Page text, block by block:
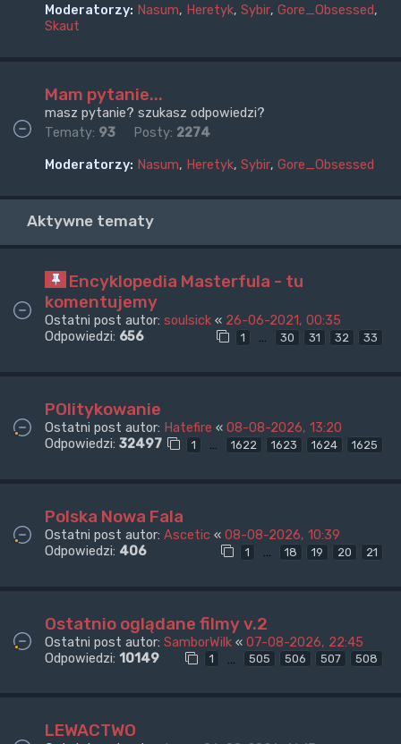
Moderatorzy: Nasum, Heretyk, Sybir, Gore_Obsessed,
Skaut
Mam pytanie...
masz pytanie? szukasz odpowiedzi?
Tematy: 93 Posty: 2274
Moderatorzy: Nasum, Heretyk, Sybir, Gore_Obsessed
Aktywne tematy
Encyklopedia Masterfula - tu
komentujemy
Ostatni post autor: soulsick « 26-06-2021, 00:35
Odpowiedzi: 656 1 … 30 31 32 33
POlitykowanie
Ostatni post autor: Hatefire « 08-08-2026, 13:20
Odpowiedzi: 32497 1 … 1622 1623 1624 1625
Polska Nowa Fala
Ostatni post autor: Ascetic « 08-08-2026, 10:39
Odpowiedzi: 406 1 … 18 19 20 21
Ostatnio oglądane filmy v.2
Ostatni post autor: SamborWilk « 07-08-2026, 22:45
Odpowiedzi: 10149 1 … 505 506 507 508
LEWACTWO